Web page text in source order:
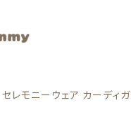
セレモニーウェア カーディ
カートに商品を